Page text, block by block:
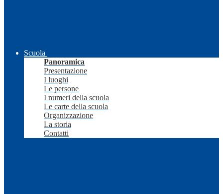
Scuola
Panoramica
Presentazione
I luoghi
Le persone
I numeri della scuola
Le carte della scuola
Organizzazione
La storia
Contatti